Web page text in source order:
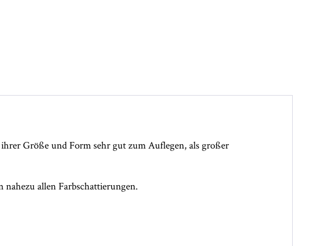
Größe und Form sehr gut zum Auflegen, als großer
allen Farbschattierungen.